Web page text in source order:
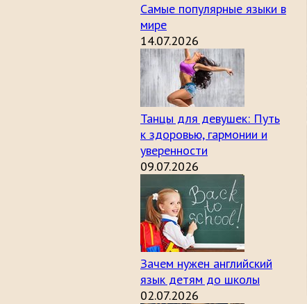
Самые популярные языки в
мире
14.07.2026
Танцы для девушек: Путь
к здоровью, гармонии и
уверенности
09.07.2026
Зачем нужен английский
язык детям до школы
02.07.2026